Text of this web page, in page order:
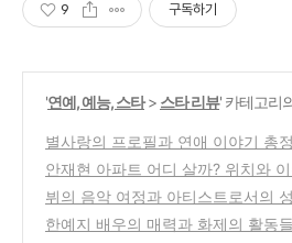
9 구독하기
'연예, 예능, 스타> 스타 리뷰' 카테고리
별사랑의 프로필과 연애 이야기 총
안재현 아파트 어디 살까? 위치와
(0)
뷔의 음악 여정과 아티스트로서의
한예지 배우의 매력과 화제의 활동들